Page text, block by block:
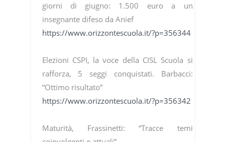
giorni di giugno: 1.500 euro a un
insegnante difeso da Anief
https://www.orizzontescuola.it/?p=356344
Elezioni CSPI, la voce della CISL Scuola si
rafforza, 5 seggi conquistati. Barbacci:
“Ottimo risultato”
https://www.orizzontescuola.it/?p=356342
Maturità, Frassinetti: “Tracce temi